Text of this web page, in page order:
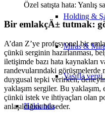
Holding &
Miras &
Vasıfla vergi
Hakkında
Özel satışta hata: Yanlış
Bir emlakçÄ± tutmak:
A’dan Z’ye profesyonel bir
çünkü serginin hazırlanması,
iletişimde bazı hata kaynakları
randevularındaki
duygusal tepki verirken,
yaklaşım sergiler. Bu
çünkü istek ve ihtiyaçları olan
anlaşıldığını hisseder.